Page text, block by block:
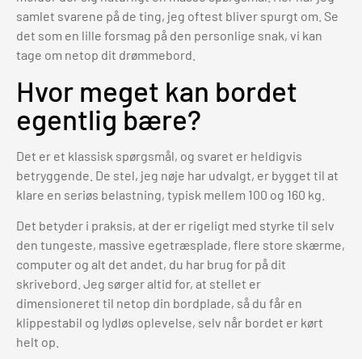
samlet svarene på de ting, jeg oftest bliver spurgt om. Se
det som en lille forsmag på den personlige snak, vi kan
tage om netop dit drømmebord.
Hvor meget kan bordet
egentlig bære?
Det er et klassisk spørgsmål, og svaret er heldigvis
betryggende. De stel, jeg nøje har udvalgt, er bygget til at
klare en seriøs belastning, typisk mellem 100 og 160 kg.
Det betyder i praksis, at der er rigeligt med styrke til selv
den tungeste, massive egetræsplade, flere store skærme,
computer og alt det andet, du har brug for på dit
skrivebord. Jeg sørger altid for, at stellet er
dimensioneret til netop din bordplade, så du får en
klippestabil og lydløs oplevelse, selv når bordet er kørt
helt op.